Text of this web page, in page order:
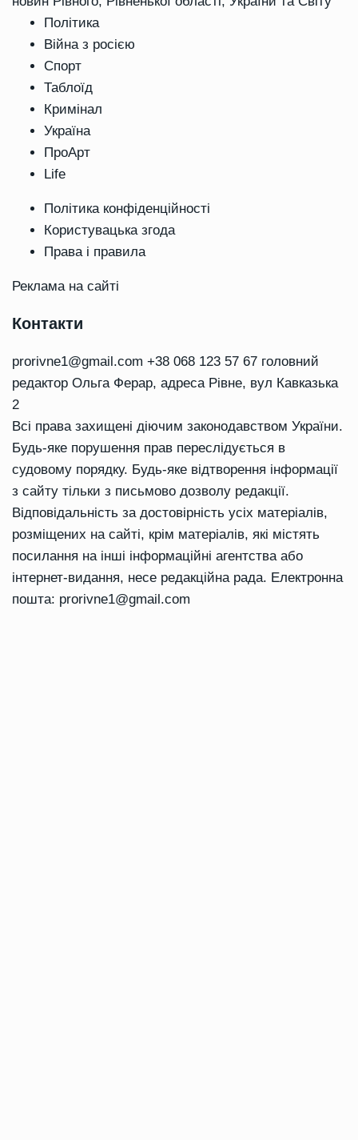
Політика
Війна з росією
Спорт
Таблоїд
Кримінал
Україна
ПроАрт
Life
Політика конфіденційності
Користувацька згода
Права і правила
Реклама на сайті
Контакти
prorivne1@gmail.com +38 068 123 57 67 головний
редактор Ольга Ферар, адреса Рівне, вул Кавказька
2
Всі права захищені діючим законодавством України.
Будь-яке порушення прав переслідується в
судовому порядку. Будь-яке відтворення інформації
з сайту тільки з письмово дозволу редакції.
Відповідальність за достовірність усіх матеріалів,
розміщених на сайті, крім матеріалів, які містять
посилання на інші інформаційні агентства або
інтернет-видання, несе редакційна рада. Електронна
пошта: prorivne1@gmail.com